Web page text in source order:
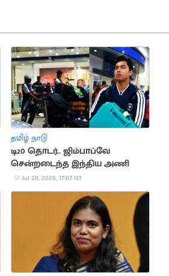
தமிழ் நாடு
டி20 தொடர்.. ஜிம்பாப்வே
சென்றடைந்த இந்திய அணி
Jul 20, 2026, 17:07 IST